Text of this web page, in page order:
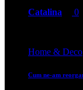
Catalina 0
Home & Deco
Cum ne-am